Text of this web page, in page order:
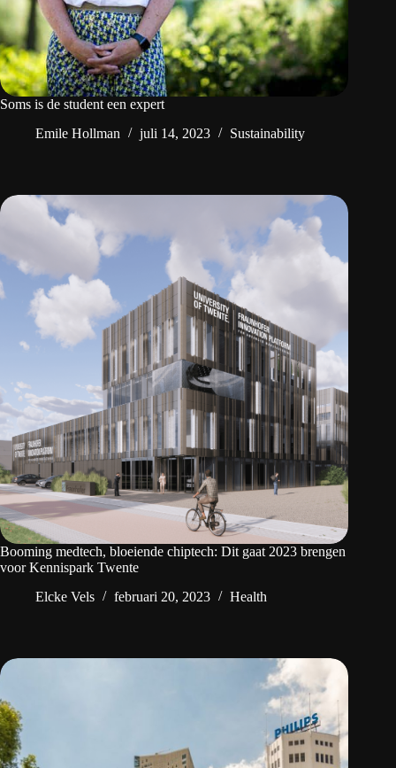
Soms is de student een expert
Emile Hollman
juli 14, 2023 Sustainability
Booming medtech, bloeiende chiptech: Dit gaat 2023 brengen
voor Kennispark Twente
Elcke Vels
februari 20, 2023 Health